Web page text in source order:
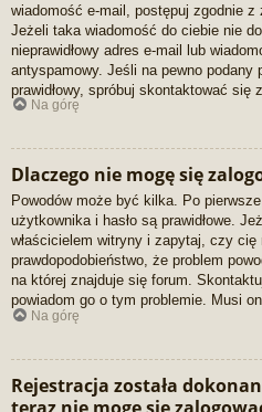
wiadomość e-mail, postępuj zgodnie z
Jeżeli taka wiadomość do ciebie nie
nieprawidłowy adres e-mail lub
antyspamowy. Jeśli na pewno podany
prawidłowy, spróbuj skontaktować się
Na górę
Dlaczego nie mogę się
Powodów może być kilka. Po
użytkownika i hasło są prawidłowe.
właścicielem witryny i zapytaj, czy
prawdopodobieństwo, że problem
na której znajduje się forum.
powiadom go o tym problemie. Musi
Na górę
Rejestracja została